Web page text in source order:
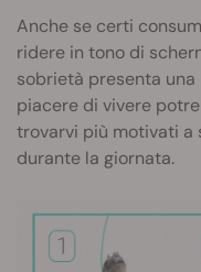
Anche se certi
ridere in tono di
sobrietà presenta
piacere di vivere
trovarvi più motivati a
durante la giornata.